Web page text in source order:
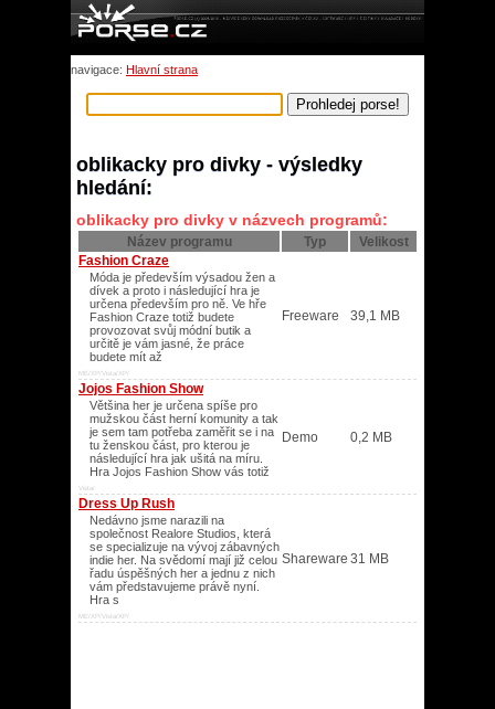
navigace: Hlavní strana
oblikacky pro divky - výsledky
hledání:
oblikacky pro divky v názvech programů:
Název programu Typ
Velikost
Fashion Craze
Móda je především výsadou žen a
dívek a proto i následující hra je
určena především pro ně. Ve hře
Fashion Craze totiž budete
provozovat svůj módní butik a
určitě je vám jasné, že práce
budete mít až
ME/XP/Vista/XP/
Freeware 39,1 MB
Jojos Fashion Show
Většina her je určena spíše pro
mužskou část herní komunity a tak
je sem tam potřeba zaměřit se i na
tu ženskou část, pro kterou je
následující hra jak ušitá na míru.
Hra Jojos Fashion Show vás totiž
Vista/
Demo 0,2 MB
Dress Up Rush
Nedávno jsme narazili na
společnost Realore Studios, která
se specializuje na vývoj zábavných
indie her. Na svědomí mají již celou
řadu úspěšných her a jednu z nich
vám představujeme právě nyní.
Hra s
ME/XP/Vista/XP/
Shareware 31 MB